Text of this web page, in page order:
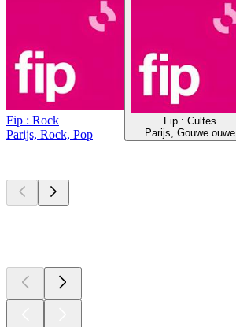
Fip : Rock
Parijs, Rock, Pop
Fip : Cultes
Parijs, Gouwe ouwe